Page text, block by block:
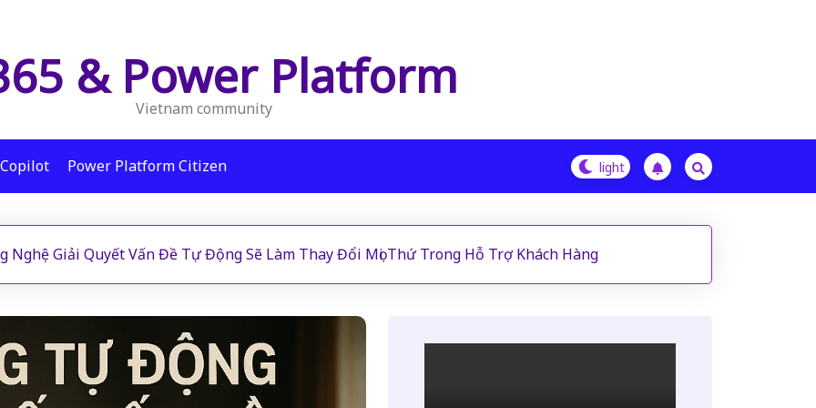
& Power Platform
Vietnam community
Copilot Power Platform Citizen
Nghệ Giải Quyết Vấn Đề Tự Động Sẽ Làm Thay Đổi Mọi Thứ Trong Hỗ Trợ Khách Hàng